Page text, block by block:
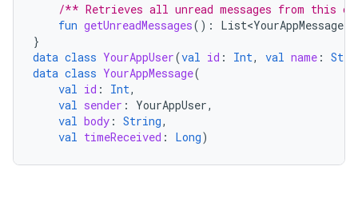
/** Retrieves all unread messages from this
fun getUnreadMessages(): List<YourAppMessage>
}
data class YourAppUser(val id : Int, val name :
data class YourAppMessage(
val id : Int,
val sender : YourAppUser,
val body : String,
val timeReceived : Long)